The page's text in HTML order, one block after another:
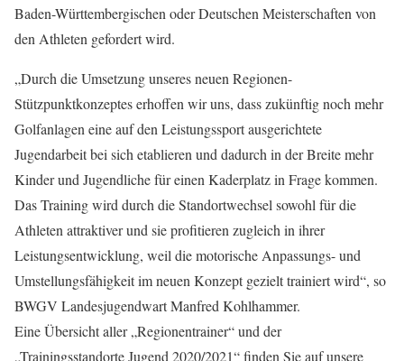
Baden-Württembergischen oder Deutschen Meisterschaften von
den Athleten gefordert wird.
„Durch die Umsetzung unseres neuen Regionen-
Stützpunktkonzeptes erhoffen wir uns, dass zukünftig noch mehr
Golfanlagen eine auf den Leistungssport ausgerichtete
Jugendarbeit bei sich etablieren und dadurch in der Breite mehr
Kinder und Jugendliche für einen Kaderplatz in Frage kommen.
Das Training wird durch die Standortwechsel sowohl für die
Athleten attraktiver und sie profitieren zugleich in ihrer
Leistungsentwicklung, weil die motorische Anpassungs- und
Umstellungsfähigkeit im neuen Konzept gezielt trainiert wird“, so
BWGV Landesjugendwart Manfred Kohlhammer.
Eine Übersicht aller „Regionentrainer“ und der
„Trainingsstandorte Jugend 2020/2021“ finden Sie auf unsere